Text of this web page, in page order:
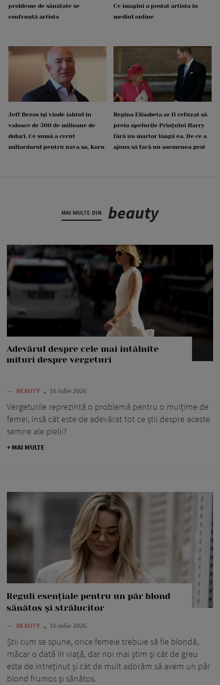
probleme de sănătate se
confruntă artista
Ce imagini a postat artista în
mediul online
Jeff Bezos își vinde iahtul în
valoare de 500 de milioane de
dolari. Ce sumă a cerut
miliardarul pentru nava sa, Koru
Regina Elisabeta ar fi refuzat să
preia apelurile Prințului Harry
fără un martor lângă ea. De ce a
ajuns să facă un asemenea gest
MAI MULTE DIN beauty
Adevărul despre cele mai întâlnite
mituri despre vergeturi
— BEAUTY 16 iulie 2026
Vergeturile reprezintă o problemă pentru o mulțime de
femei, însă cât este de adevărat tot ce știi despre aceste
semne ale pielii?
+ MAI MULTE
Reguli esențiale pentru un păr blond
sănătos și strălucitor
— BEAUTY 16 iulie 2026
Știi cum se spune, orice femeie trebuie să fie blondă,
măcar o dată în viață, dar noi mai știm și cât de greu
este de întreținut și cât de mult adorăm să avem un păr
blond frumos și sănătos.